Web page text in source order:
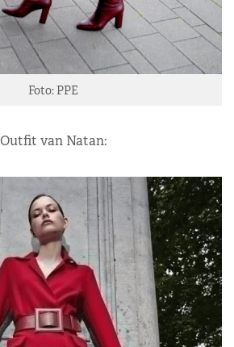
Foto: PPE
Outfit van Natan: